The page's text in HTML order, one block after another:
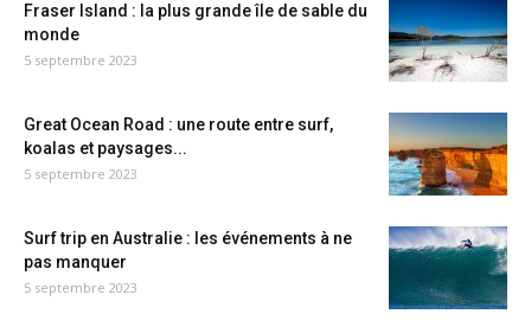
Fraser Island : la plus grande île de sable du
monde
5 septembre 2023
Great Ocean Road : une route entre surf,
koalas et paysages...
5 septembre 2023
Surf trip en Australie : les événements à ne
pas manquer
5 septembre 2023